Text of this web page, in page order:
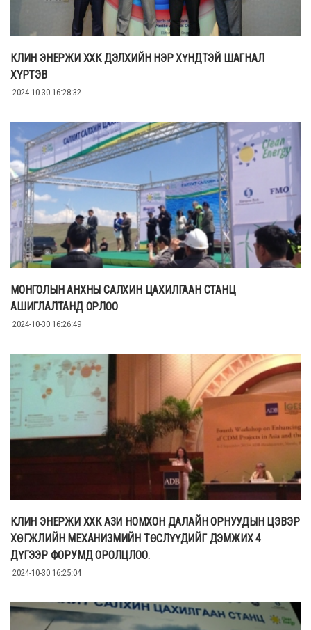
КЛИН ЭНЕРЖИ ХХК ДЭЛХИЙН НЭР ХҮНДТЭЙ ШАГНАЛ
ХҮРТЭВ
2024-10-30 16:28:32
МОНГОЛЫН АНХНЫ САЛХИН ЦАХИЛГААН СТАНЦ
АШИГЛАЛТАНД ОРЛОО
2024-10-30 16:26:49
КЛИН ЭНЕРЖИ ХХК АЗИ НОМХОН ДАЛАЙН ОРНУУДЫН ЦЭВЭР
ХӨГЖЛИЙН МЕХАНИЗМИЙН ТӨСЛҮҮДИЙГ ДЭМЖИХ 4
ДҮГЭЭР ФОРУМД ОРОЛЦЛОО.
2024-10-30 16:25:04